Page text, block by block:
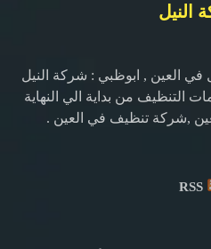
النيل
العين , ابوظبي : شركة النيل
التنظيف من بداية الي النهاية
,شركة تنظيف في العين .
RSS